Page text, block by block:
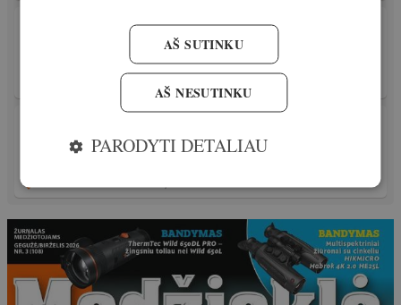
Po AAD pranešimo LMŽD priėmė svarbų
Papildyta! Kas įvyko LMŽD delegatų
suvažiavime ir kas laukia ateityje?
AŠ SUTINKU
AŠ NESUTINKU
PARODYTI DETALIAU